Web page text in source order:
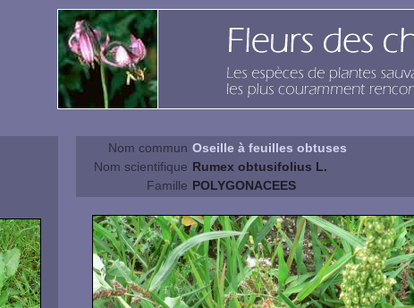
Nom commun Oseille à feuilles obtuses
Nom scientifique Rumex obtusifolius L.
Famille POLYGONACEES